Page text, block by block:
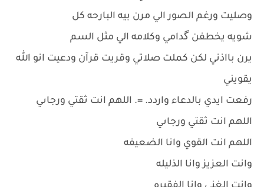
وصليت ورغم الصور الي مرن بيه البارحه كل
شويه يخطفن گدامي وكلامه الي مثل السم
يرن بااذني لكن كملت صلاتي وقريت قرآن ودعيت انو الله
يقويني
رفعت ايدي بالدعاء واردد. =. اللهم انت ثقتي ورجاىي
اللهم انت ثقتي ورجاىي
اللهم انت القوي وانا الضعيفه
وانت العزيز وانا الذليله